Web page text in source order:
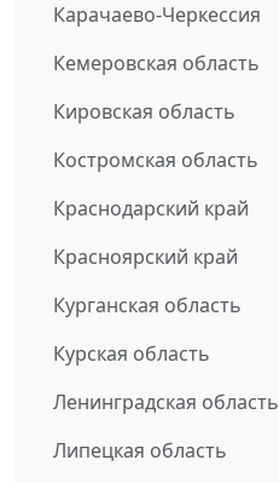
Карачаево-Черкессия
Кемеровская область
Кировская область
Костромская область
Краснодарский край
Красноярский край
Курганская область
Курская область
Ленинградская область
Липецкая область